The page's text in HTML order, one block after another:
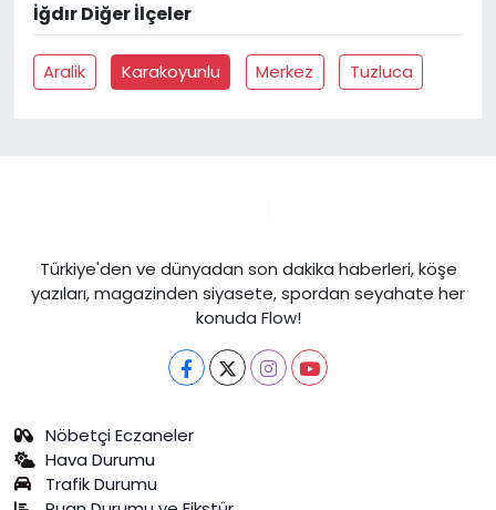
İğdır Diğer İlçeler
Aralik Karakoyunlu Merkez Tuzluca
Türkiye'den ve dünyadan son dakika haberleri, köşe
yazıları, magazinden siyasete, spordan seyahate her
konuda Flow!
Nöbetçi Eczaneler
Hava Durumu
Trafik Durumu